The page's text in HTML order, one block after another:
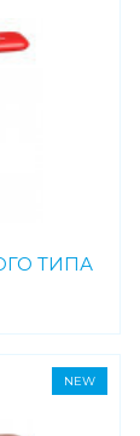
ТИПА
NEW